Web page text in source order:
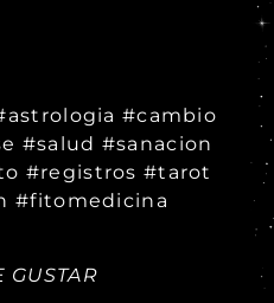
#cambio
#salud #sanacion
#registros #tarot
#fitomedicina
GUSTAR